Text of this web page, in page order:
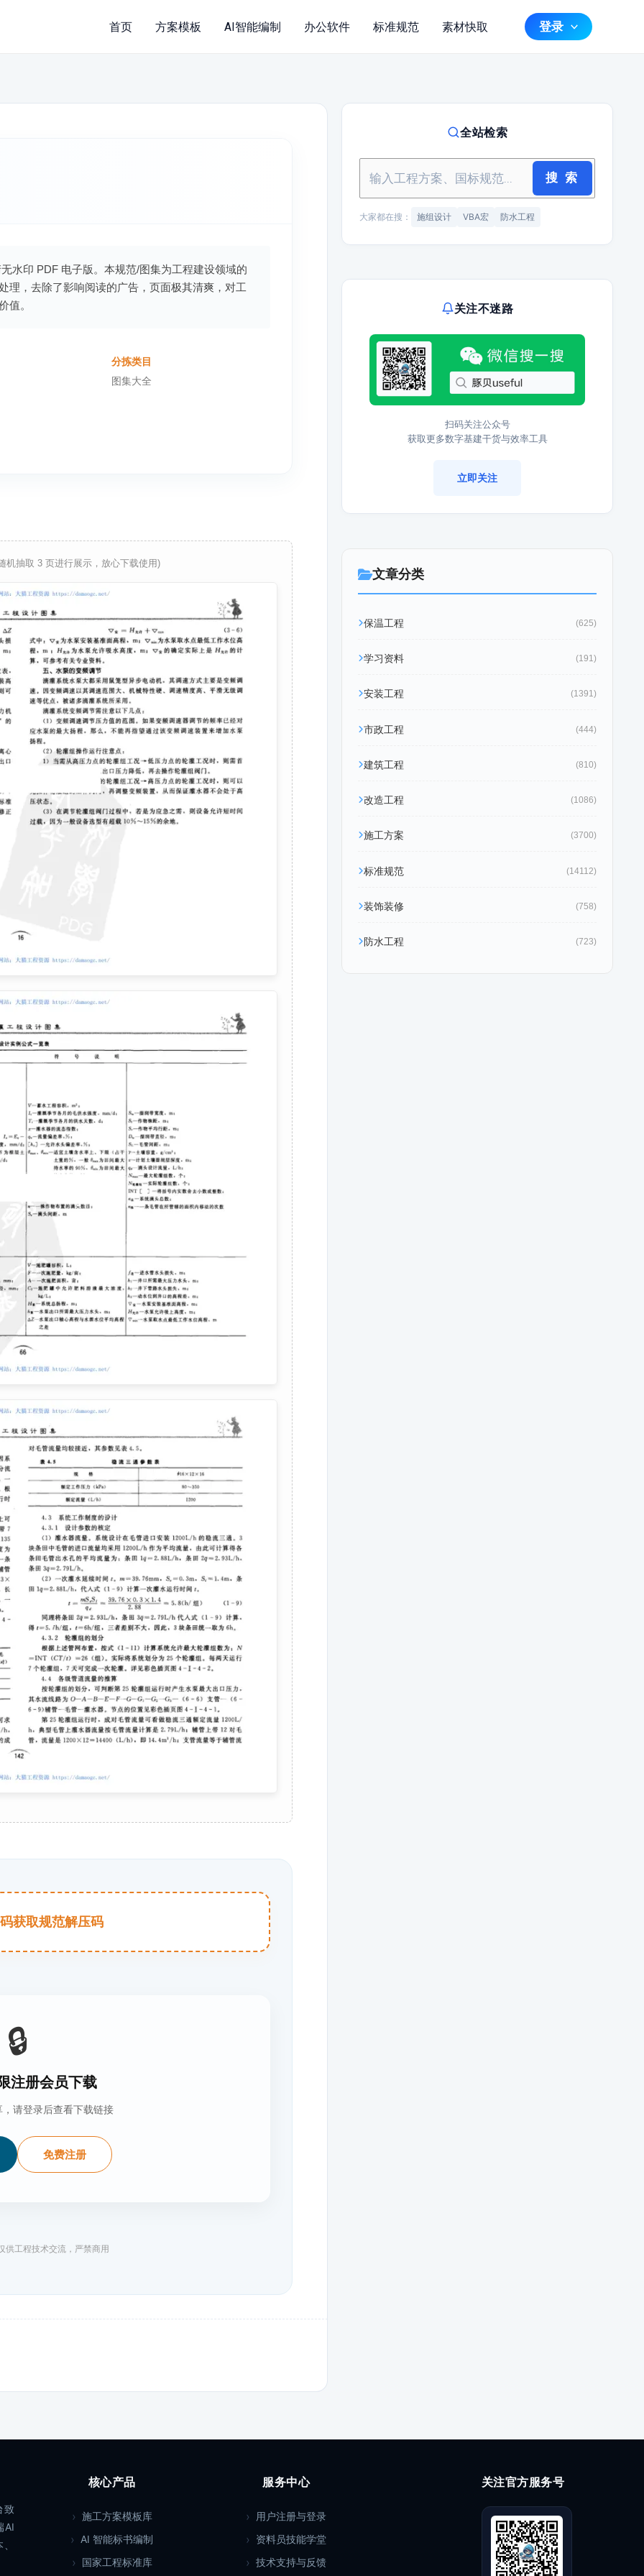
首页 方案模板 AI智能编制 办公软件 标准规范 素材快取 登录
水印 PDF 电子版。本规范/图集为工程建设领域的
理，去除了影响阅读的广告，页面极其清爽，对工
值。
分拣类目
图集大全
机抽取 3 页进行展示，放心下载使用)
获取规范解压码
🔒
注册会员下载
请登录后查看下载链接
免费注册
供工程技术交流，严禁商用
全站检索
搜 索
大家都在搜： 施组设计 VBA宏 防水工程
关注不迷路
扫码关注公众号
获取更多数字基建干货与效率工具
立即关注
文章分类
保温工程 (625)
学习资料 (191)
安装工程 (1391)
市政工程 (444)
建筑工程 (810)
改造工程 (1086)
施工方案 (3700)
标准规范 (14112)
装饰装修 (758)
防水工程 (723)
致
AI
核心产品
施工方案模板库
AI 智能标书编制
国家工程标准库
服务中心
用户注册与登录
资料员技能学堂
技术支持与反馈
关注官方服务号